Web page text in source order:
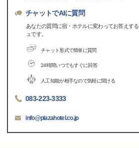
チャットでAIに質問
あなたの質問に宿・ホテルに変わってお答えす
ュです。
チャット形式で簡単に質問
24時間いつでもすぐに回答
人工知能が相手なので気軽に聞ける
083-223-3333
info@plazahotel.co.jp